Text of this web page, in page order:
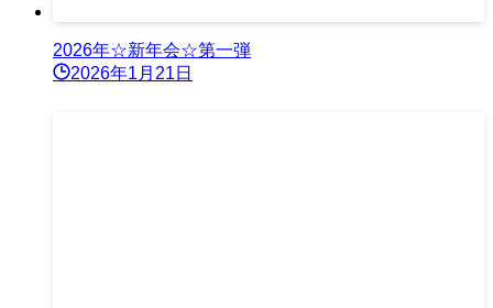
2026年☆新年会☆第一弾
2026年1月21日